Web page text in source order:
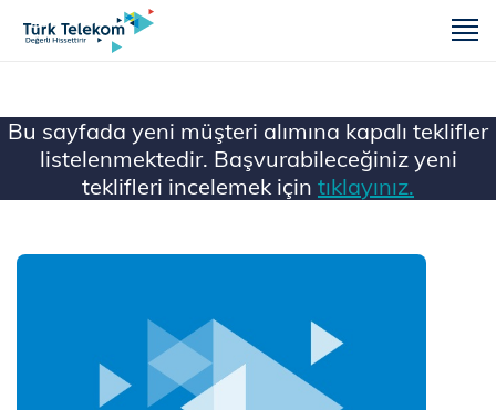
Bu sayfada yeni müşteri alımına kapalı teklifler
listelenmektedir. Başvurabileceğiniz yeni
teklifleri incelemek için tıklayınız.
Ana Sayfa Mobil